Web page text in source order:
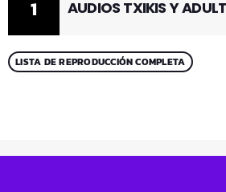
1 AUDIOS TXIKIS Y
LISTA DE REPRODUCCIÓN COMPLETA